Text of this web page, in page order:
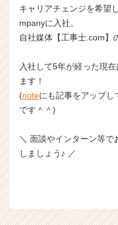
キャリアチェンジを希望
mpanyに入社。
自社媒体【工事士.com】
入社して5年が経った現
ます！
(noteにも記事をアップし
です＾＾)
＼ 面談やインターン等で
しましょう♪ ／